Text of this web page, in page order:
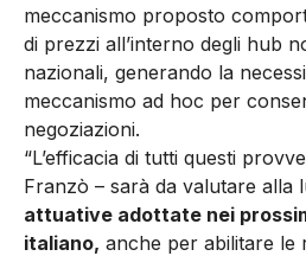
meccanismo proposto
di prezzi all’interno degli hub
nazionali, generando la
meccanismo ad hoc per
negoziazioni.
“L’efficacia di tutti questi
Franzò – sarà da valutare alla
attuative adottate nei
italiano, anche per abilitare le